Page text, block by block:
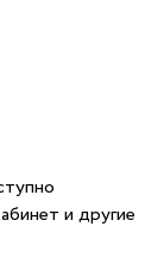
и другие